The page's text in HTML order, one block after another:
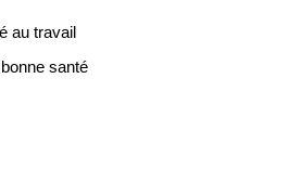
au travail
santé